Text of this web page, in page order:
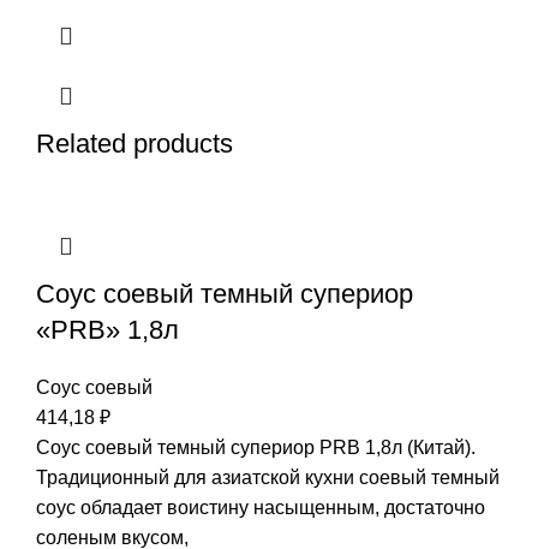
Related products
Соус соевый темный супериор
«PRB» 1,8л
Соус соевый
414,18 ₽
Соус соевый темный супериор PRB 1,8л (Китай).
Традиционный для азиатской кухни соевый темный
соус обладает воистину насыщенным, достаточно
соленым вкусом,